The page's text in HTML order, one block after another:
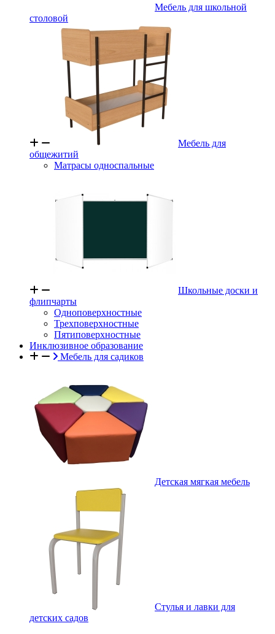
Мебель для школьной
столовой
Мебель для
общежитий
Матрасы односпальные
Школьные доски и
флипчарты
Одноповерхностные
Трехповерхностные
Пятиповерхностные
Инклюзивное образование
Мебель для садиков
Детская мягкая мебель
Стулья и лавки для
детских садов